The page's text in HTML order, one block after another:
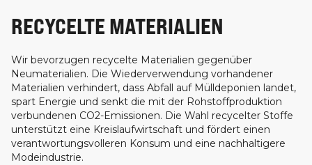
RECYCELTE MATERIALIEN
Wir bevorzugen recycelte Materialien gegenüber
Neumaterialien. Die Wiederverwendung vorhandener
Materialien verhindert, dass Abfall auf Mülldeponien landet,
spart Energie und senkt die mit der Rohstoffproduktion
verbundenen CO2-Emissionen. Die Wahl recycelter Stoffe
unterstützt eine Kreislaufwirtschaft und fördert einen
verantwortungsvolleren Konsum und eine nachhaltigere
Modeindustrie.